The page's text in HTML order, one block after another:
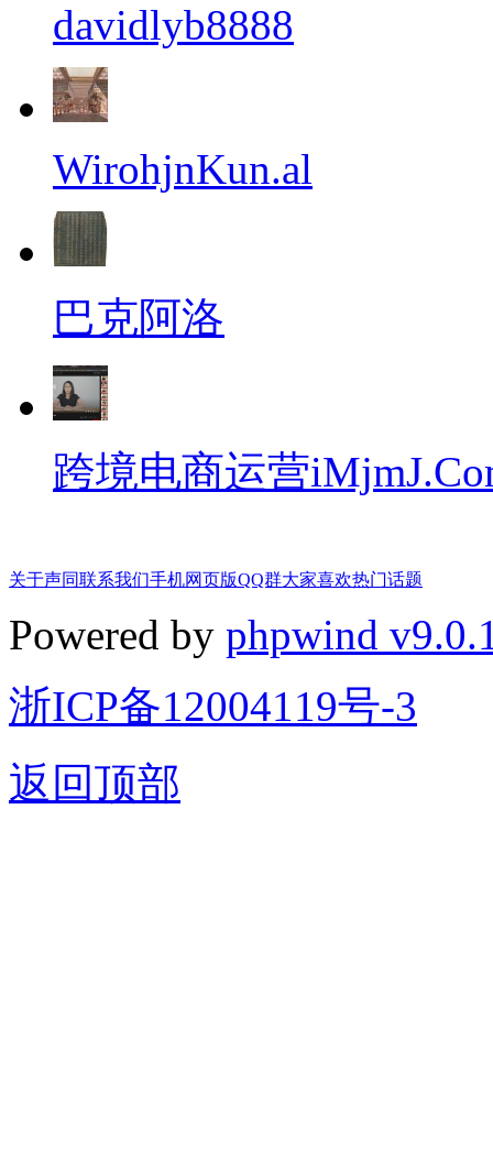
davidlyb8888
WirohjnKun.al
巴克阿洛
跨境电商运营
关于声同联系我们手机网页版QQ群大家喜欢热门话题
Powered by phpwind
浙ICP备12004119号-3
返回顶部